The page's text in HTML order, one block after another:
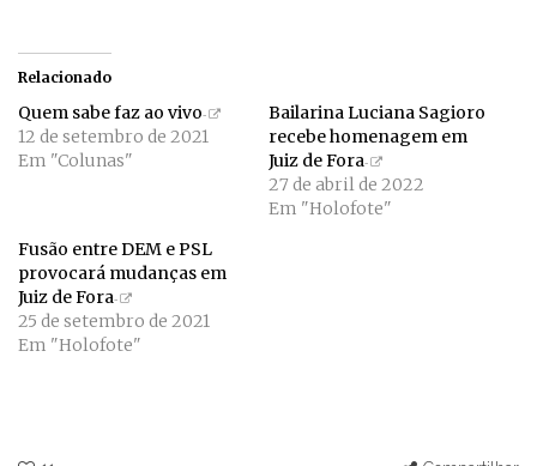
Relacionado
Quem sabe faz ao vivo
12 de setembro de 2021
Em "Colunas"
Bailarina Luciana Sagioro
recebe homenagem em
Juiz de Fora
27 de abril de 2022
Em "Holofote"
Fusão entre DEM e PSL
provocará mudanças em
Juiz de Fora
25 de setembro de 2021
Em "Holofote"